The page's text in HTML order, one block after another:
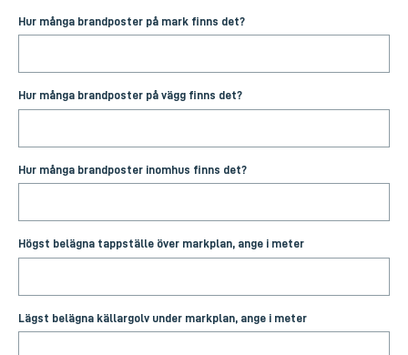
Hur många brandposter på mark finns det?
Hur många brandposter på vägg finns det?
Hur många brandposter inomhus finns det?
Högst belägna tappställe över markplan, ange i meter
Lägst belägna källargolv under markplan, ange i meter